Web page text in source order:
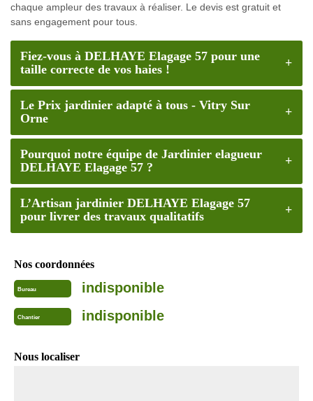
chaque ampleur des travaux à réaliser. Le devis est gratuit et
sans engagement pour tous.
Fiez-vous à DELHAYE Elagage 57 pour une
taille correcte de vos haies !
Le Prix jardinier adapté à tous - Vitry Sur
Orne
Pourquoi notre équipe de Jardinier elagueur
DELHAYE Elagage 57 ?
L’Artisan jardinier DELHAYE Elagage 57
pour livrer des travaux qualitatifs
Nos coordonnées
Bureau indisponible
Chantier indisponible
Nous localiser